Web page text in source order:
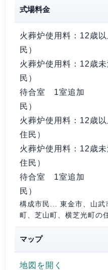
式場料金
火葬炉使用料：12歳以
民）
火葬炉使用料：12歳未
民）
待合室 1室追加
民）
火葬炉使用料：12歳以
住民）
火葬炉使用料：12歳未
住民）
待合室 1室追加
民）
構成市民... 東金市、山武
町、芝山町、横芝光町の
マップ
地図を開く